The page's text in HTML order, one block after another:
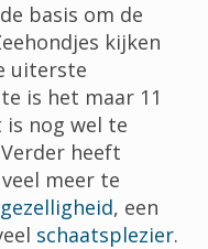
basis om de
kijken
uiterste
is het maar 11
nog wel te
heeft
meer te
gezelligheid, een
schaatsplezier.